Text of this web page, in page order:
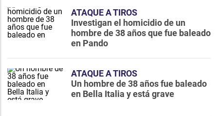
ATAQUE A TIROS
Investigan el homicidio de un
hombre de 38 años que fue baleado
en Pando
ATAQUE A TIROS
Un hombre de 38 años fue baleado
en Bella Italia y está grave